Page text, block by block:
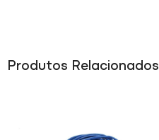
Produtos Relacionados